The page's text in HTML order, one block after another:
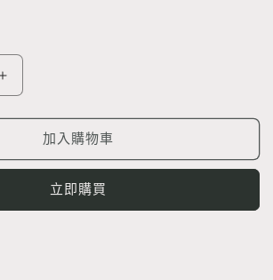
Borahstudio
Photocard
Holder
(Peach)
數
增
加入購物車
立即購買